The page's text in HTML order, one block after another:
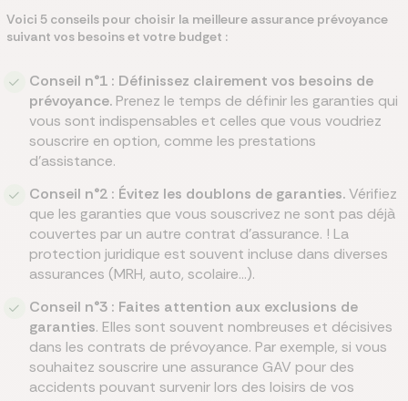
Voici 5 conseils pour choisir la meilleure assurance prévoyance
suivant vos besoins et votre budget :
Conseil n°1 : Définissez clairement vos besoins de
prévoyance. Prenez le temps de définir les garanties qui
vous sont indispensables et celles que vous voudriez
souscrire en option, comme les prestations
d’assistance.
Conseil n°2 : Évitez les doublons de garanties.Vérifiez
que les garanties que vous souscrivez ne sont pas déjà
couvertes par un autre contrat d’assurance. ! La
protection juridique est souvent incluse dans diverses
assurances (MRH, auto, scolaire…).
Conseil n°3 : Faites attention aux exclusions de
garanties. Elles sont souvent nombreuses et décisives
dans les contrats de prévoyance. Par exemple, si vous
souhaitez souscrire une assurance GAV pour des
accidents pouvant survenir lors des loisirs de vos